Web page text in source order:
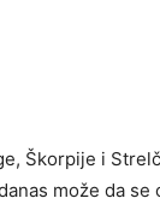
Škorpije i
može da se